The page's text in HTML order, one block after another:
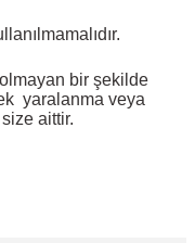
bir şekilde
yaralanma veya
aittir.